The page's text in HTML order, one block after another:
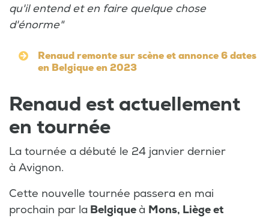
qu'il entend et en faire quelque chose
d'énorme"
Renaud remonte sur scène et annonce 6 dates
en Belgique en 2023
Renaud est actuellement
en tournée
La tournée a débuté le 24 janvier dernier
à Avignon.
Cette nouvelle tournée passera en mai
prochain par la Belgiqueà Mons, Liège et